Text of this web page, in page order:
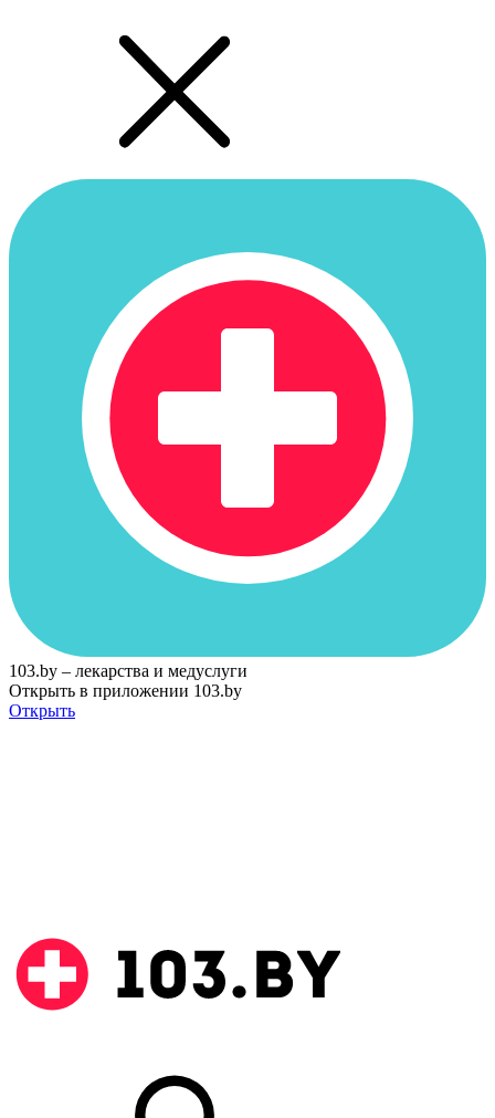
103.by – лекарства и медуслуги
Открыть в приложении 103.by
Открыть